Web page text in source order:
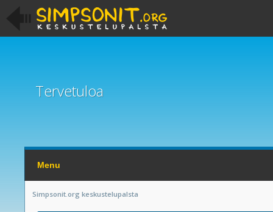
Tervetuloa
Menu
Simpsonit.org keskustelupalsta